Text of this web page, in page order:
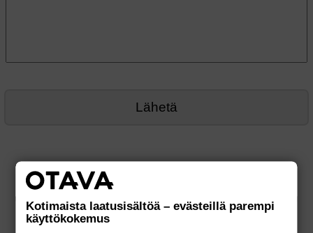
Kotimaista laatusisältöä – evästeillä parempi
käyttökokemus